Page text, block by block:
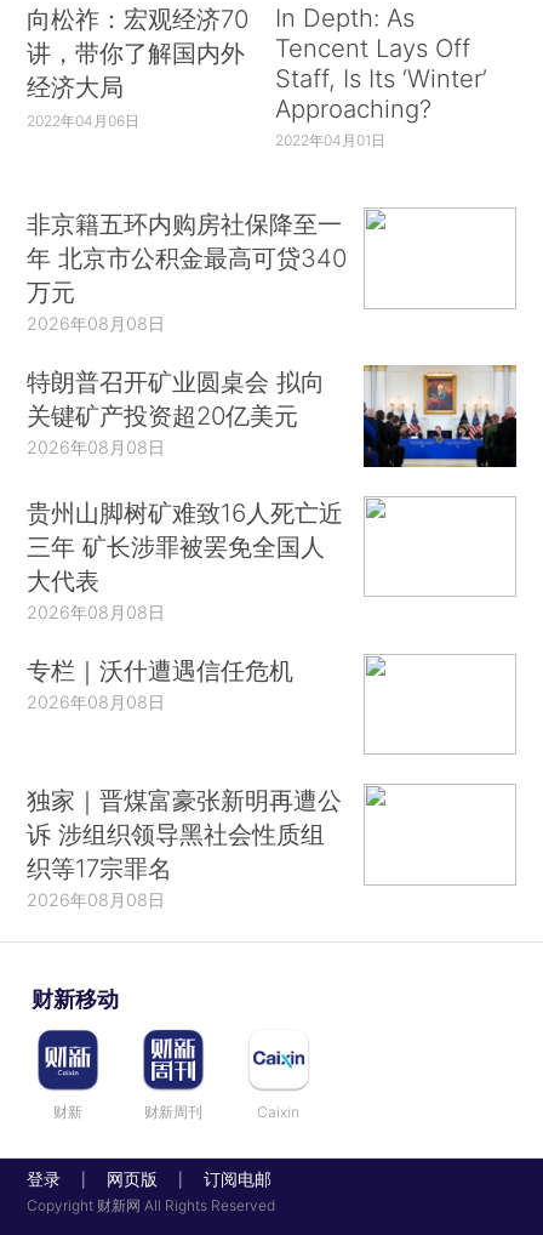
向松祚：宏观经济70
讲，带你了解国内外
经济大局
2022年04月06日
In Depth: As
Tencent Lays Off
Staff, Is Its ‘Winter’
Approaching?
2022年04月01日
非京籍五环内购房社保降至一
年 北京市公积金最高可贷340
万元
2026年08月08日
特朗普召开矿业圆桌会 拟向
关键矿产投资超20亿美元
2026年08月08日
贵州山脚树矿难致16人死亡近
三年 矿长涉罪被罢免全国人
大代表
2026年08月08日
专栏｜沃什遭遇信任危机
2026年08月08日
独家｜晋煤富豪张新明再遭公
诉 涉组织领导黑社会性质组
织等17宗罪名
2026年08月08日
财新移动
财新 财新周刊 Caixin
登录 网页版 订阅电邮
Copyright 财新网 All Rights Reserved